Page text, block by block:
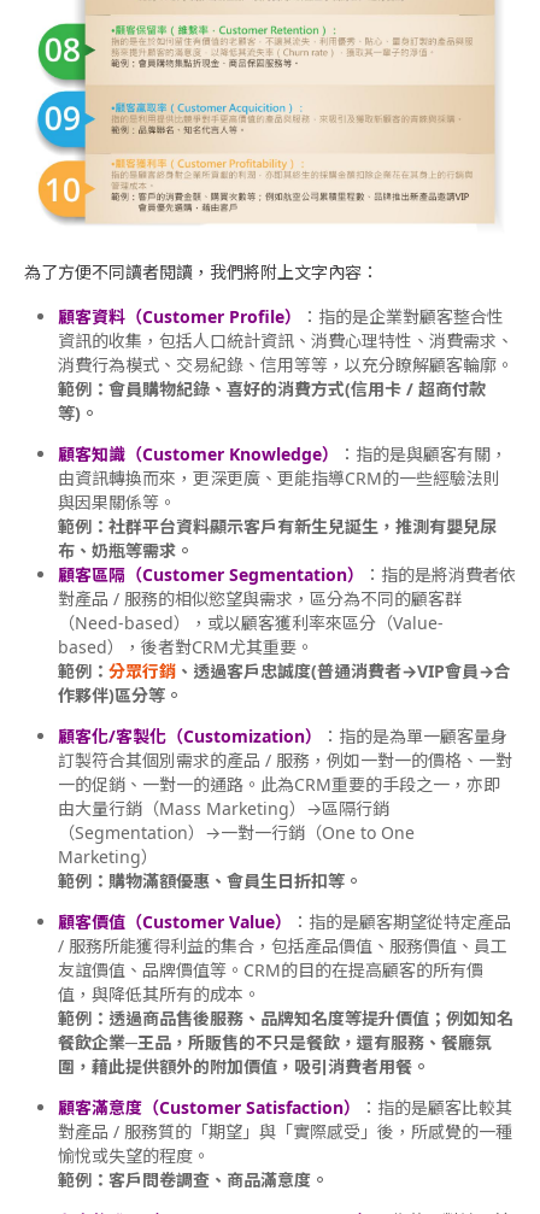
為了方便不同讀者閱讀，我們將附上文字內容：
顧客資料（Customer Profile）
：指的是企業對顧客整合性
資訊的收集，包括人口統計資訊、消費心理特性、消費需求、
消費行為模式、交易紀錄、信用等等，以充分瞭解顧客輪廓。
範例：會員購物紀錄、喜好的消費方式(信用卡 / 超商付款
等)。
顧客知識（Customer Knowledge）
：指的是與顧客有關，
由資訊轉換而來，更深更廣、更能指導CRM的一些經驗法則
與因果關係等。
範例：社群平台資料顯示客戶有新生兒誕生，推測有嬰兒尿
布、奶瓶等需求。
顧客區隔（Customer Segmentation）
：指的是將消費者依
對產品 / 服務的相似慾望與需求，區分為不同的顧客群
（Need-based），或以顧客獲利率來區分（Value-
based），後者對CRM尤其重要。
範例： 分眾行銷 、透過客戶忠誠度(普通消費者→VIP會員→合
作夥伴)區分等。
顧客化/客製化（Customization）
：指的是為單一顧客量身
訂製符合其個別需求的產品 / 服務，例如一對一的價格、一對
一的促銷、一對一的通路。此為CRM重要的手段之一，亦即
由大量行銷（Mass Marketing）→區隔行銷
（Segmentation）→一對一行銷（One to One
Marketing）
範例：購物滿額優惠、會員生日折扣等。
顧客價值（Customer Value）
：指的是顧客期望從特定產品
/ 服務所能獲得利益的集合，包括產品價值、服務價值、員工
友誼價值、品牌價值等。CRM的目的在提高顧客的所有價
值，與降低其所有的成本。
範例：透過商品售後服務、品牌知名度等提升價值；例如知名
餐飲企業─王品，所販售的不只是餐飲，還有服務、餐廳氛
圍，藉此提供額外的附加價值，吸引消費者用餐。
顧客滿意度（Customer Satisfaction）
：指的是顧客比較其
對產品 / 服務質的「期望」與「實際感受」後，所感覺的一種
愉悅或失望的程度。
範例：客戶問卷調查、商品滿意度。